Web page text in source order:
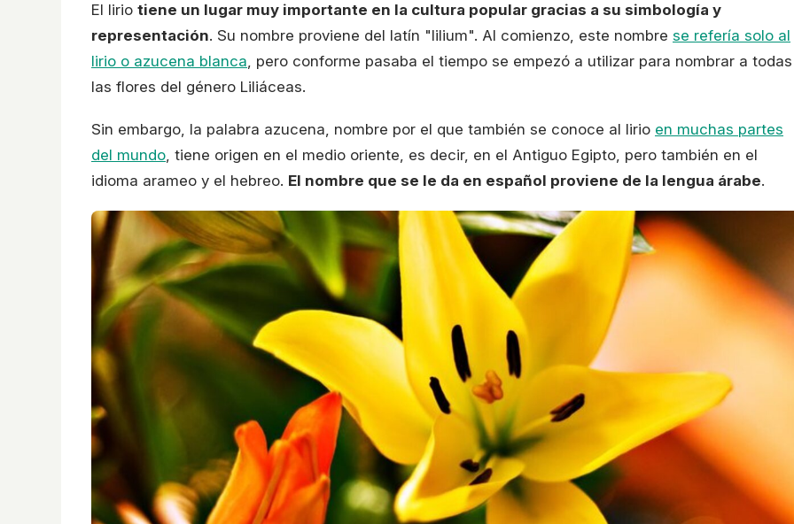
El lirio tiene un lugar muy importante en la cultura popular gracias a su simbología y
representación. Su nombre proviene del latín "lilium". Al comienzo, este nombre se refería solo al
lirio o azucena blanca, pero conforme pasaba el tiempo se empezó a utilizar para nombrar a todas
las flores del género Liliáceas.
Sin embargo, la palabra azucena, nombre por el que también se conoce al lirio en muchas partes
del mundo, tiene origen en el medio oriente, es decir, en el Antiguo Egipto, pero también en el
idioma arameo y el hebreo. El nombre que se le da en español proviene de la lengua árabe.